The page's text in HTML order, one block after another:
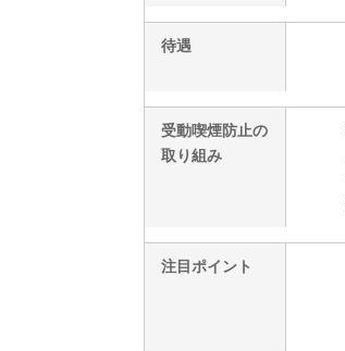
待遇
受動喫煙防止の
取り組み
注目ポイント